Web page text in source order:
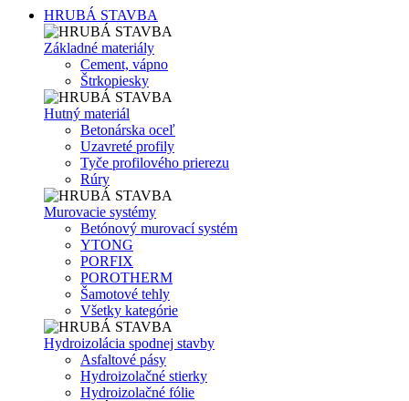
HRUBÁ STAVBA
Základné materiály
Cement, vápno
Štrkopiesky
Hutný materiál
Betonárska oceľ
Uzavreté profily
Tyče profilového prierezu
Rúry
Murovacie systémy
Betónový murovací systém
YTONG
PORFIX
POROTHERM
Šamotové tehly
Všetky kategórie
Hydroizolácia spodnej stavby
Asfaltové pásy
Hydroizolačné stierky
Hydroizolačné fólie